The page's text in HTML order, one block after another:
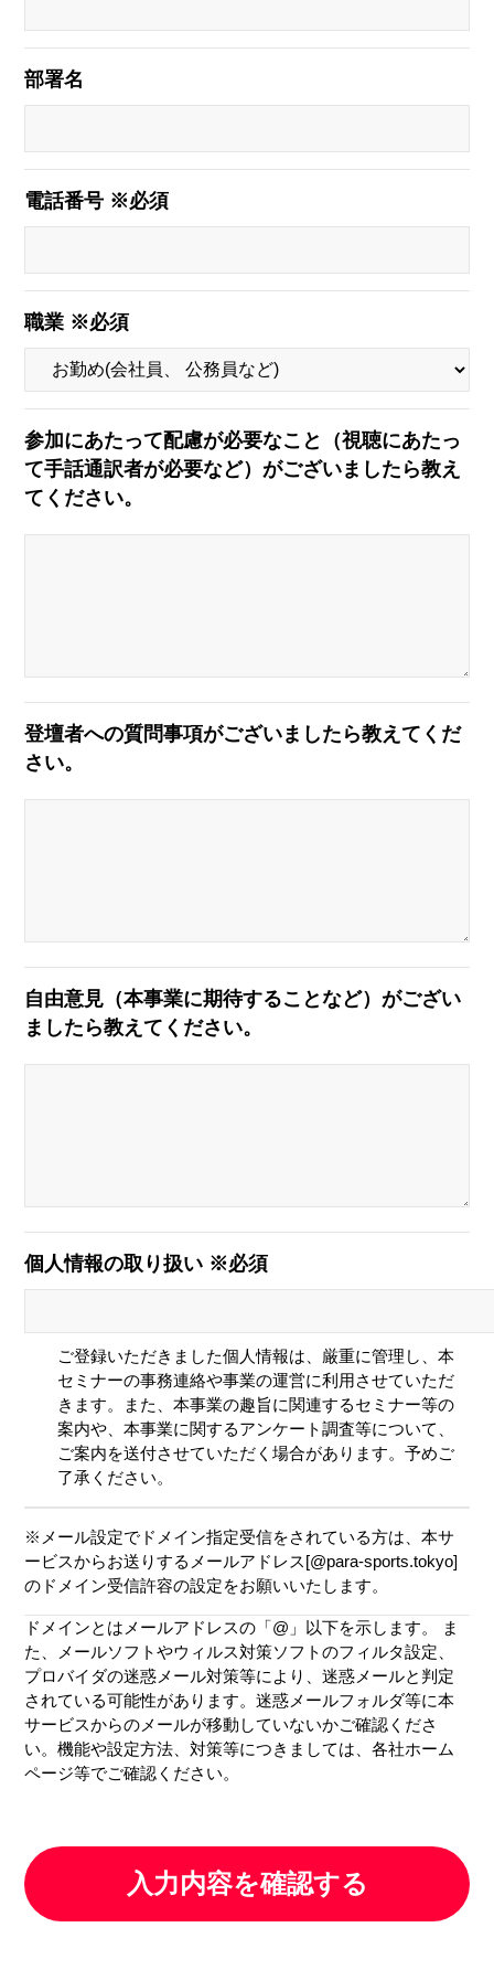
部署名
電話番号 ※必須
職業 ※必須
参加にあたって配慮が必要なこと（視聴にあたっ
て手話通訳者が必要など）がございましたら教え
てください。
登壇者への質問事項がございましたら教えてくだ
さい。
自由意見（本事業に期待することなど）がござい
ましたら教えてください。
個人情報の取り扱い ※必須
ご登録いただきました個人情報は、厳重に管理し、本
セミナーの事務連絡や事業の運営に利用させていただ
きます。また、本事業の趣旨に関連するセミナー等の
案内や、本事業に関するアンケート調査等について、
ご案内を送付させていただく場合があります。予めご
了承ください。
※メール設定でドメイン指定受信をされている方は、本サ
ービスからお送りするメールアドレス[@para-sports.tokyo]
のドメイン受信許容の設定をお願いいたします。
ドメインとはメールアドレスの「@」以下を示します。 ま
た、メールソフトやウィルス対策ソフトのフィルタ設定、
プロバイダの迷惑メール対策等により、迷惑メールと判定
されている可能性があります。迷惑メールフォルダ等に本
サービスからのメールが移動していないかご確認くださ
い。機能や設定方法、対策等につきましては、各社ホーム
ページ等でご確認ください。